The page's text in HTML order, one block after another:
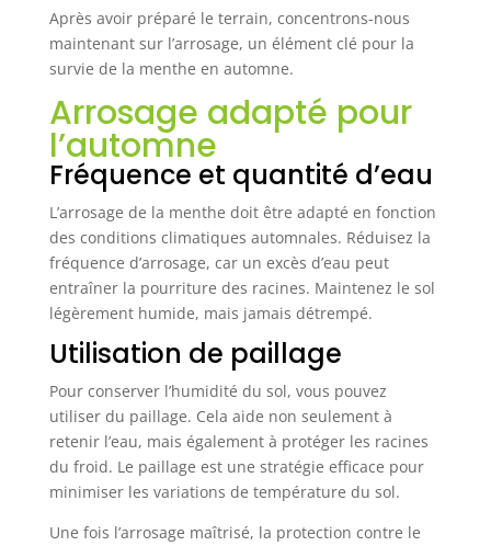
Après avoir préparé le terrain, concentrons-nous
maintenant sur l’arrosage, un élément clé pour la
survie de la menthe en automne.
Arrosage adapté pour
l’automne
Fréquence et quantité d’eau
L’arrosage de la menthe doit être adapté en fonction
des conditions climatiques automnales. Réduisez la
fréquence d’arrosage, car un excès d’eau peut
entraîner la pourriture des racines. Maintenez le sol
légèrement humide, mais jamais détrempé.
Utilisation de paillage
Pour conserver l’humidité du sol, vous pouvez
utiliser du paillage. Cela aide non seulement à
retenir l’eau, mais également à protéger les racines
du froid. Le paillage est une stratégie efficace pour
minimiser les variations de température du sol.
Une fois l’arrosage maîtrisé, la protection contre le